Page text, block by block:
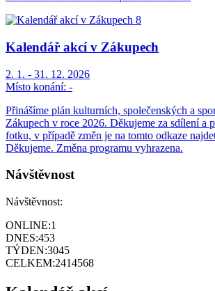
Kalendář akcí v Zákupech
2. 1. - 31. 12. 2026
Místo konání: -
Přinášíme plán kulturních, společenských a
Zákupech v roce 2026. Děkujeme za sdílení a
fotku, v případě změn je na tomto odkaze
Děkujeme. Změna programu vyhrazena.
Návštěvnost
Návštěvnost:
ONLINE:1
DNES:453
TÝDEN:3045
CELKEM:2414568